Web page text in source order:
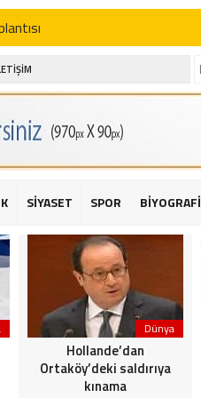
etti
silahlı saldırı: 2 yaralı
ilişkin açıklama
SİYASET SPOR BİYOGRAFİ
Dünya
Hollande’dan
Ortaköy’deki saldırıya
kınama